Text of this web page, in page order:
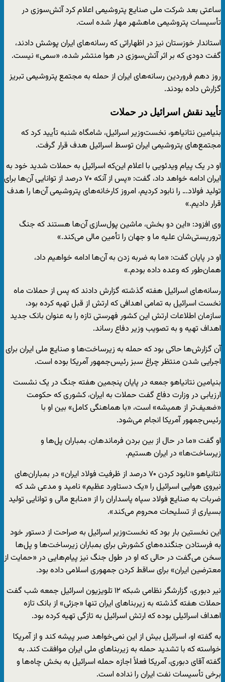
ساعتی بعد شرکت ملی صنایع پتروشیمی اعلام کرد آتش‌سوزی در
تأسیسات پتروشیمی ماهشهر مهار شده است.
استاندار خوزستان نیز در اظهاراتی که رسانه‌های ایران پوشش دادند،
گفت دودی که بر اثر آتش‌سوزی در هوا منتشر شده، «سمی» نیست.
روز دهم فروردین رسانه‌های ایران از حمله به مجتمع پتروشیمی تبریز
گزارش داده بودند.
تأیید نقش اسرائیل در حملات
بنیامین نتانیاهو، نخست‌وزیر اسرائیل، شامگاه شنبه تأیید کرد که
مجتمع‌های پتروشیمی ایران توسط اسرائیل هدف قرار گرفت.
او در یک پیام ویدئویی با اعلام این‌که اسرائیل به حملات شدید خود به
ایران ادامه خواهد داد، گفت: «پس از آنکه ۷۰ درصد از توانایی آن‌ها برای
تولید فولاد… را نابود کردیم، امروز کارخانه‌های پتروشیمی آن‌ها را هدف
قرار دادیم.»
وی افزود: «این دو بخش، ماشین پول‌سازی آن‌ها هستند که جنگ
تروریستی‌شان علیه ما و جهان را تأمین مالی می‌کند.»
او در پایان گفت: «ما به ضربه زدن به آن‌ها ادامه خواهیم داد،
همان‌طور که وعده داده بودم.»
رسانه‌های اسرائیل هفته گذشته گزارش دادند که پس از حملات ماه
نخست اسرائیل به تمامی اهدافی که ارتش از قبل تهیه کرده بود،
سازمان اطلاعات ارتش این کشور فهرستی تازه را به عنوان بانک جدید
اهداف تهیه و به تصویب وزیر دفاع رساند.
آن گزارش‌ها حاکی بود که حمله به زیرساخت‌ها و صنایع ملی ایران برای
اجرایی شدن منتظر چراغ سبز رئیس‌جمهور آمریکا بوده است.
بنیامین نتانیاهو جمعه در پایان پنجمین هفته جنگ در یک نشست
ارزیابی در وزارت دفاع گفت حملات به ایران، کشوری که حکومت
«ضعیف‌تر از همیشه» است، «با هماهنگی کامل» بین او با
رئیس‌جمهور آمریکا انجام می‌شود.
او گفت «ما در حال از بین بردن فرماندهان، بمباران پل‌ها و
زیرساخت‌ها» در ایران هستیم.
نتانیاهو «نابود کردن ۷۰ درصد از ظرفیت فولاد ایران» در بمباران‌های
نیروی هوایی اسرائیل را «یک دستاورد عظیم» نامید و مدعی شد که
ضربات به صنایع فولاد سپاه پاسداران را از «منابع مالی و توانایی تولید
بسیاری از تسلیحات محروم می‌کند».
این نخستین بار بود که نخست‌وزیر اسرائیل به صراحت از دستور خود
به فرستادن جنگنده‌های کشورش برای بمباران زیرساخت‌ها و پل‌ها
سخن می‌گفت در حالی که او در طول جنگ نیز پیام‌هایی در «حمایت از
معترضین ایران» برای ساقط کردن جمهوری اسلامی داده بود.
نیر دبوری، گزارشگر نظامی شبکه ۱۲ تلویزیون اسرائیل جمعه شب گفت
حملات هفته گذشته به زیربناهای ایران تنها «جزئی» از بانک تازه
اهداف اسرائیلی بوده که ارتش اسرائیل به تازگی تهیه کرده بود.
به گفته او، اسرائیل بیش از این نمی‌خواهد صبر پیشه کند و از آمریکا
خواسته که با تشدید حمله به زیربناهای ملی ایران موافقت کند. به
گفته آقای دبوری، آمریکا فعلاً اجازه حمله اسرائیل به بخش چاه‌ها و
برخی تأسیسات نفت ایران را نداده است.